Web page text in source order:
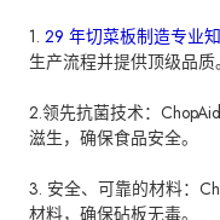
1.29 年切菜板制造专业
生产流程并提供顶级品质。
2.领先抗菌技术：
滋生，确保食品安全。
3. 安全、可靠的材料：
材料，确保砧板无毒。